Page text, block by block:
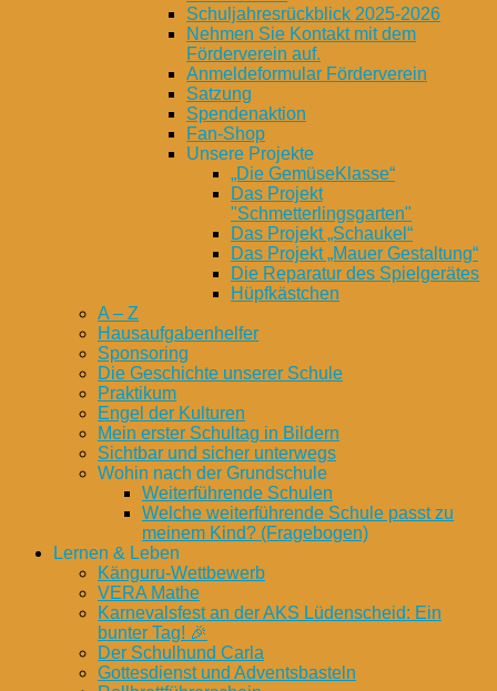
Schuljahresrückblick 2025-2026
Nehmen Sie Kontakt mit dem
Förderverein auf.
Anmeldeformular Förderverein
Satzung
Spendenaktion
Fan-Shop
Unsere Projekte
„Die GemüseKlasse“
Das Projekt
"Schmetterlingsgarten"
Das Projekt „Schaukel“
Das Projekt „Mauer Gestaltung“
Die Reparatur des Spielgerätes
Hüpfkästchen
A – Z
Hausaufgabenhelfer
Sponsoring
Die Geschichte unserer Schule
Praktikum
Engel der Kulturen
Mein erster Schultag in Bildern
Sichtbar und sicher unterwegs
Wohin nach der Grundschule
Weiterführende Schulen
Welche weiterführende Schule passt zu
meinem Kind? (Fragebogen)
Lernen & Leben
Känguru-Wettbewerb
VERA Mathe
Karnevalsfest an der AKS Lüdenscheid: Ein
bunter Tag! 🎉
Der Schulhund Carla
Gottesdienst und Adventsbasteln